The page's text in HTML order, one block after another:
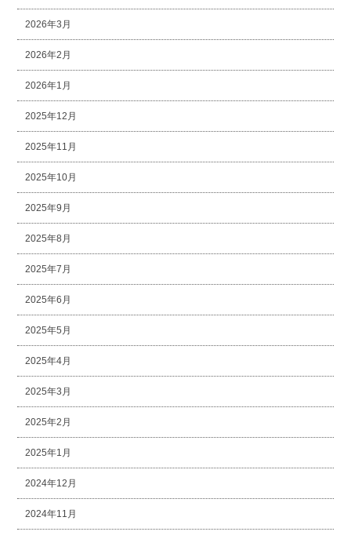
2026年3月
2026年2月
2026年1月
2025年12月
2025年11月
2025年10月
2025年9月
2025年8月
2025年7月
2025年6月
2025年5月
2025年4月
2025年3月
2025年2月
2025年1月
2024年12月
2024年11月